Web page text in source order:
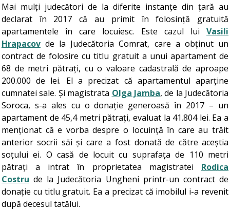
Mai mulți judecători de la diferite instanțe din țară au
declarat în 2017 că au primit în folosință gratuită
apartamentele în care locuiesc. Este cazul luiVasili
Hrapacovde la Judecătoria Comrat, care a obținut un
contract de folosire cu titlu gratuit a unui apartament de
68 de metri pătrați, cu o valoare cadastrală de aproape
200.000 de lei. El a precizat că apartamentul aparține
cumnatei sale. Și magistrata Olga Jamba, de la Judecătoria
Soroca, s-a ales cu o donație generoasă în 2017 – un
apartament de 45,4 metri pătrați, evaluat la 41.804 lei. Ea a
menționat că e vorba despre o locuință în care au trăit
anterior socrii săi și care a fost donată de către aceștia
soțului ei. O casă de locuit cu suprafața de 110 metri
pătrați a intrat în proprietatea magistratei Rodica
Costru de la Judecătoria Ungheni printr-un contract de
donație cu titlu gratuit. Ea a precizat că imobilul i-a revenit
după decesul tatălui.